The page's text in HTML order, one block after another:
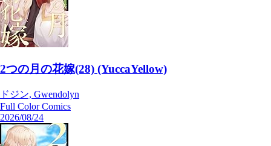
2つの月の花嫁(28) (YuccaYellow)
ドジン, Gwendolyn
Full Color Comics
2026/08/24